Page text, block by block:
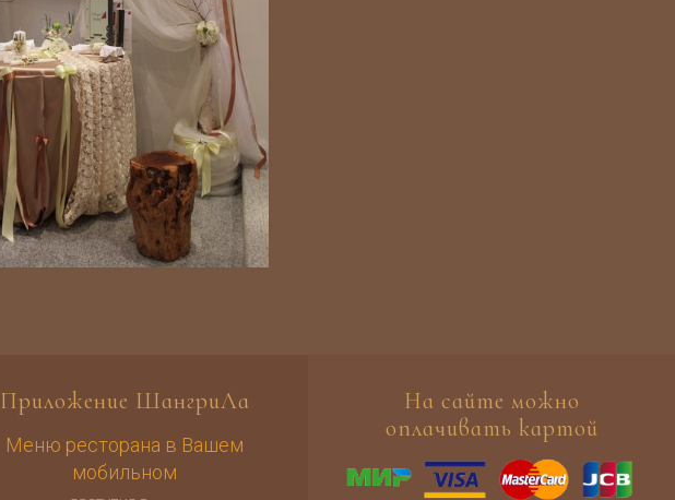
Приложение ШангриЛа
Меню ресторана в Вашем
мобильном
На сайте можно
оплачивать картой